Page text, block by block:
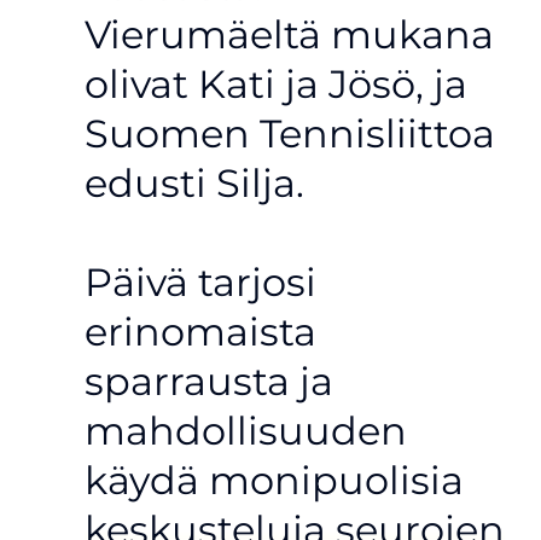
Vierumäeltä mukana
olivat Kati ja Jösö, ja
Suomen Tennisliittoa
edusti Silja.
Päivä tarjosi
erinomaista
sparrausta ja
mahdollisuuden
käydä monipuolisia
keskusteluja seurojen